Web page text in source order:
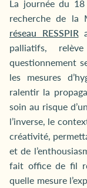
La journée du
recherche de la
réseau RESSPIRa
palliatifs,
questionnement
les mesures
ralentir la
soin au risque
l’inverse, le
créativité,
et de
fait office de fil
quelle mesure